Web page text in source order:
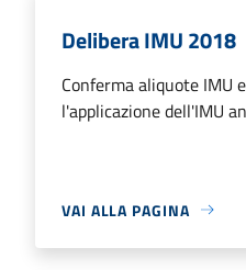
Delibera IMU 2018
Conferma aliquote IMU
l'applicazione dell'IMU
VAI ALLA PAGINA